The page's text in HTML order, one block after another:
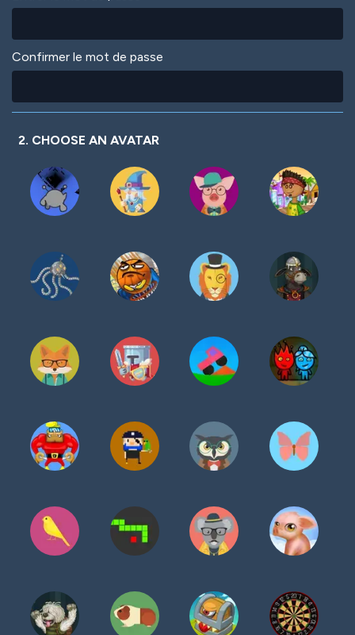
Confirmer le mot de passe
2. CHOOSE AN AVATAR